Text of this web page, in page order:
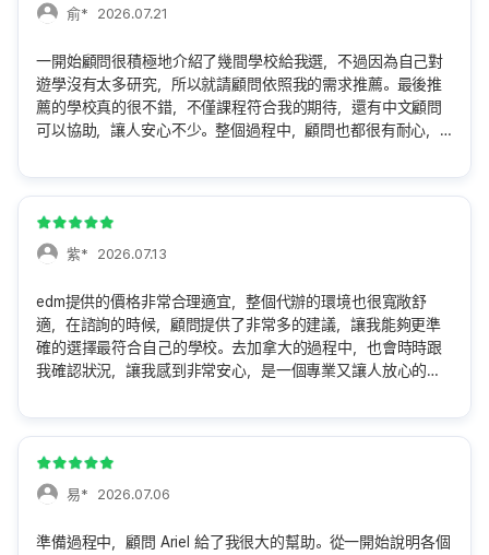
俞* 2026.07.21
一開始顧問很積極地介紹了幾間學校給我選，不過因為自己對
遊學沒有太多研究，所以就請顧問依照我的需求推薦。最後推
薦的學校真的很不錯，不僅課程符合我的期待，還有中文顧問
可以協助，讓人安心不少。整個過程中，顧問也都很有耐心，
備進度，讓我覺得服務很貼心！
紫* 2026.07.13
edm提供的價格非常合理適宜，整個代辦的環境也很寬敞舒
適，在諮詢的時候，顧問提供了非常多的建議，讓我能夠更準
確的選擇最符合自己的學校。去加拿大的過程中，也會時時跟
我確認狀況，讓我感到非常安心，是一個專業又讓人放心的存
易* 2026.07.06
準備過程中，顧問 Ariel 給了我很大的幫助。從一開始說明各個